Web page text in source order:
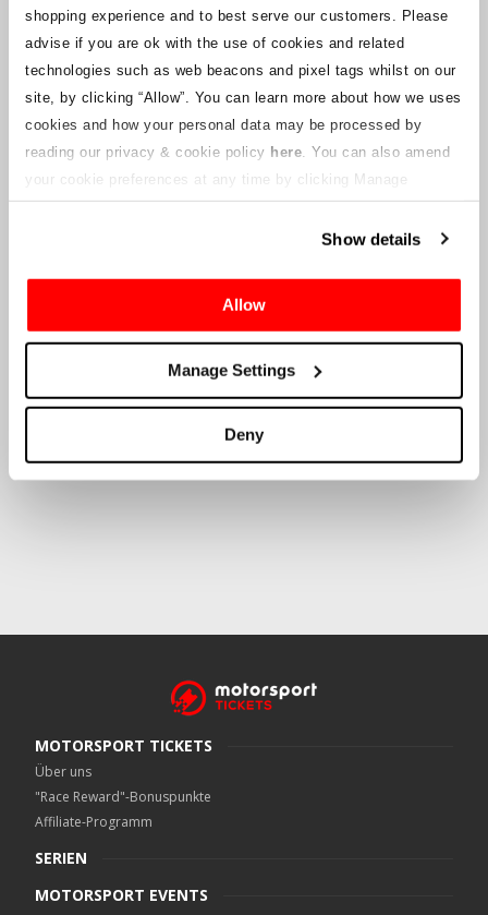
shopping experience and to best serve our customers. Please
advise if you are ok with the use of cookies and related
technologies such as web beacons and pixel tags whilst on our
site, by clicking “Allow”. You can learn more about how we uses
cookies and how your personal data may be processed by
reading our privacy & cookie policy here . You can also amend
your cookie preferences at any time by clicking Manage
Cookies in the footer of this site.
Show details
Allow
Manage Settings
Deny
Sollte sich der Status einzelner Buchungen ändern, wurden
Vorkehrungen getroffen, um Sie so schnell wie möglich zu
benachrichtigen. Zusätzliche Hinweise für Ticketinhaber werden auf
dieser Webseite veröffentlicht, sobald Informationen verfügbar
sind. Wir werden denjenigen mit gültigen Tickets auch eine neue E-
Mail-Adresse für den Kundenservice zur Verfügung stellen, die von
einem verbundenen Unternehmen verwaltet wird. Crowe U.K. LLP
kann keine Fragen zum Ticketvorgang und zum Zeitpunkt der
Liquidation zur Verfügung stellen, einschließlich Unterlagen
darüber, wie Sie eine Forderung gegen das Unternehmen geltend
machen können.
kann kontaktiert werden unter
motorsport.tickets@crowe.co.uk
MOTORSPORT TICKETS
Über uns
"Race Reward"-Bonuspunkte
Affiliate-Programm
SERIEN
MOTORSPORT EVENTS